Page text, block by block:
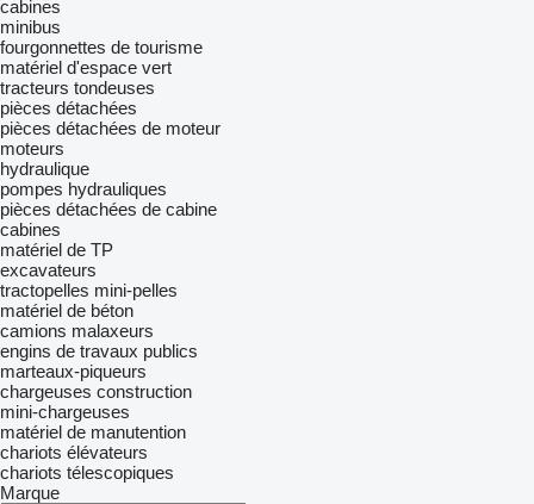
cabines
minibus
fourgonnettes de tourisme
matériel d'espace vert
tracteurs tondeuses
pièces détachées
pièces détachées de moteur
moteurs
hydraulique
pompes hydrauliques
pièces détachées de cabine
cabines
matériel de TP
excavateurs
tractopelles mini-pelles
matériel de béton
camions malaxeurs
engins de travaux publics
marteaux-piqueurs
chargeuses construction
mini-chargeuses
matériel de manutention
chariots élévateurs
chariots télescopiques
Marque